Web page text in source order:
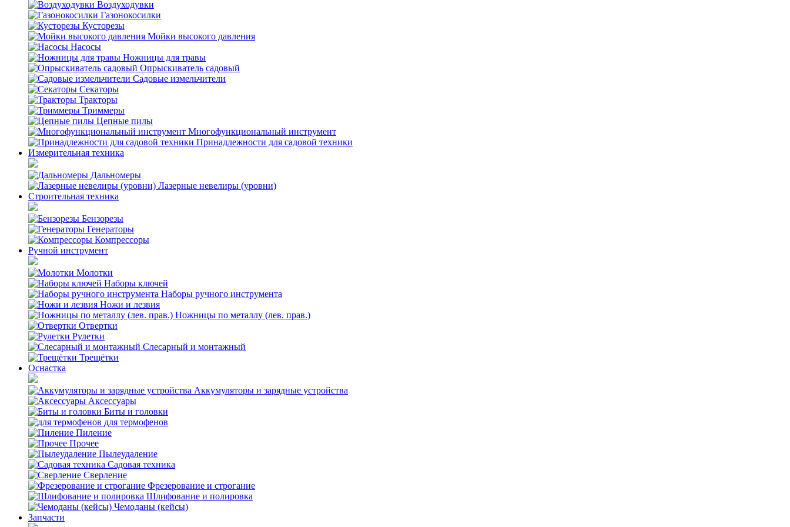
Воздуходувки
Газонокосилки
Кусторезы
Мойки высокого давления
Насосы
Ножницы для травы
Опрыскиватель садовый
Садовые измельчители
Секаторы
Тракторы
Триммеры
Цепные пилы
Многофункциональный инструмент
Принадлежности для садовой техники
Измерительная техника
Дальномеры
Лазерные невелиры (уровни)
Строительная техника
Бензорезы
Генераторы
Компрессоры
Ручной инструмент
Молотки
Наборы ключей
Наборы ручного инструмента
Ножи и лезвия
Ножницы по металлу (лев. прав.)
Отвертки
Рулетки
Слесарный и монтажный
Трещётки
Оснастка
Аккумуляторы и зарядные устройства
Аксессуары
Биты и головки
для термофенов
Пиление
Прочее
Пылеудаление
Садовая техника
Сверление
Фрезерование и строгание
Шлифование и полировка
Чемоданы (кейсы)
Запчасти